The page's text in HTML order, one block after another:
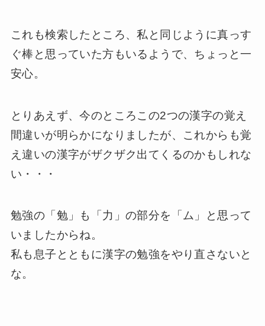
これも検索したところ、私と同じように真っす
ぐ棒と思っていた方もいるようで、ちょっと一
安心。
とりあえず、今のところこの2つの漢字の覚え
間違いが明らかになりましたが、これからも覚
え違いの漢字がザクザク出てくるのかもしれな
い・・・
勉強の「勉」も「力」の部分を「ム」と思って
いましたからね。
私も息子とともに漢字の勉強をやり直さないと
な。